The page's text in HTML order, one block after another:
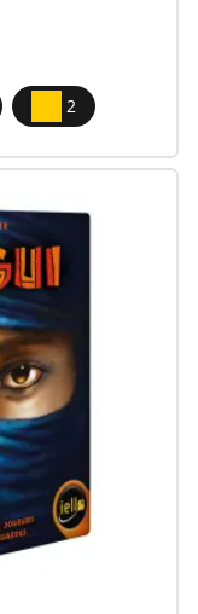
2